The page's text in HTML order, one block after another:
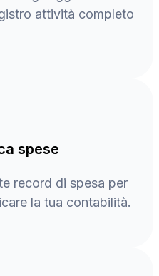
attività completo
spese
record di spesa per
la tua contabilità.